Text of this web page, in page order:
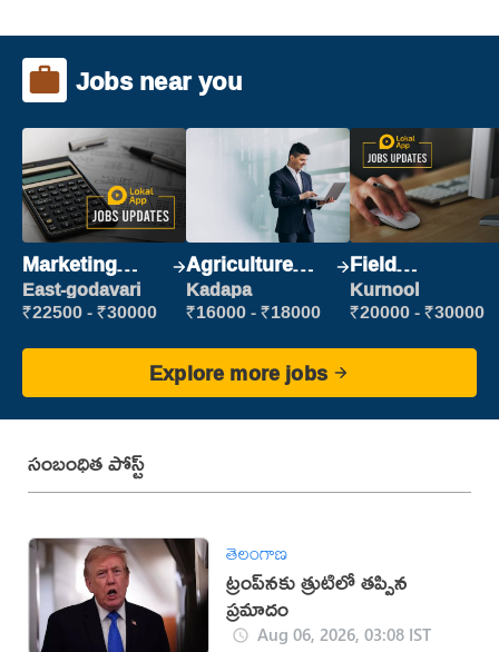
Jobs near you
Marketing
Executive
East-godavari
₹22500 - ₹30000
Agriculture
Labour
Kadapa
₹16000 - ₹18000
Field
Marketing
Executive
Kurnool
₹20000 - ₹30000
Explore more jobs
సంబంధిత పోస్ట్
తెలంగాణ
ట్రంప్‌నకు త్రుటిలో తప్పిన
ప్రమాదం
Aug 06, 2026, 03:08 IST